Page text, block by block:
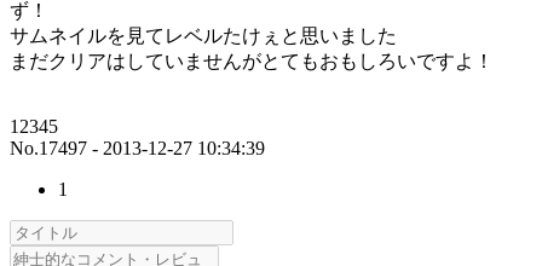
ず！
サムネイルを見てレベルたけぇと思いました
まだクリアはしていませんがとてもおもしろいですよ！
12345
No.17497 - 2013-12-27 10:34:39
1